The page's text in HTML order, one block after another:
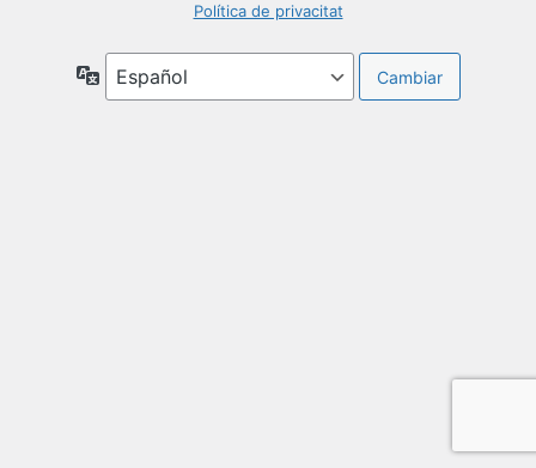
Política de privacitat
Idioma